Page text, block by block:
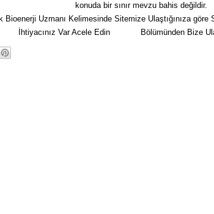
konuda bir sınır mevzu bahis değildir.
Bioenerji Uzmanı Kelimesinde Sitemize Ulaştığınıza
İhtiyacınız Var Acele Edin
Bölümünden Bize